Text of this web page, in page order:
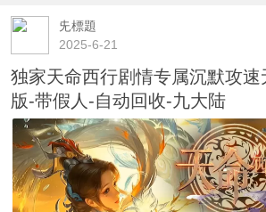
兂標題
2025-6-21
独家天命西行剧情专属沉默攻速
版-带假人-自动回收-九大陆